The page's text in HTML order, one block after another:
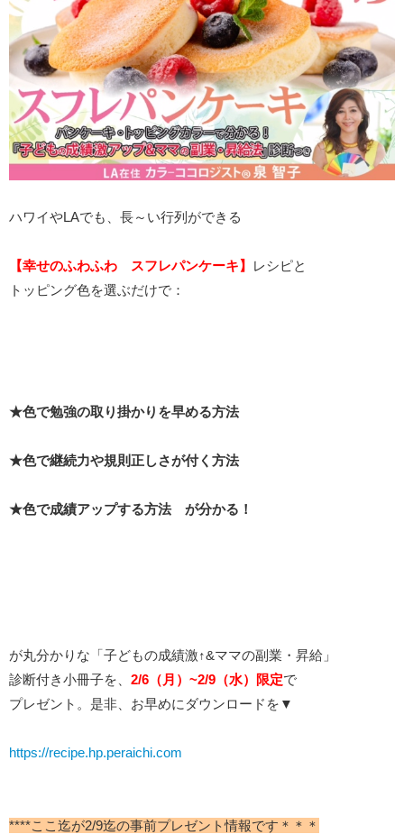
ハワイやLAでも、長～い行列ができる
【幸せのふわふわ スフレパンケーキ】
レシピと
トッピング色を選ぶだけで：
★色で勉強の取り掛かりを早める方法
★色で継続力や規則正しさが付く方法
★色で成績アップする方法 が分かる！
が丸分かりな「子どもの成績激↑&ママの副業・昇給」
診断付き小冊子を、 2/6（月）~2/9（水）限定で
プレゼント。是非、お早めにダウンロードを▼
https://recipe.hp.peraichi.com
****ここ迄が2/9迄の事前プレゼント情報です＊＊＊